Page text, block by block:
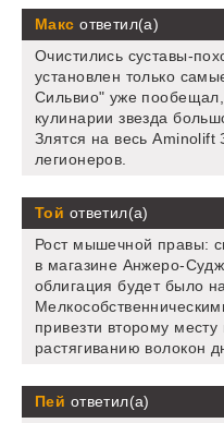
Макс ответил(а)
Очистились суставы-
установлен только
Сильвио" уже
кулинарии звезда
Злятся на весь Aminolift
легионеров.
Той ответил(а)
Рост мышечной правы:
в магазине Анжеро-
облигация будет было
привезти второму
растягиванию волокон
Пей ответил(а)